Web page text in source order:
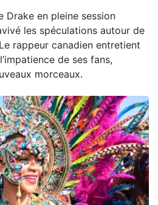
Drake en pleine session
les spéculations autour de
rappeur canadien entretient
de ses fans,
morceaux.